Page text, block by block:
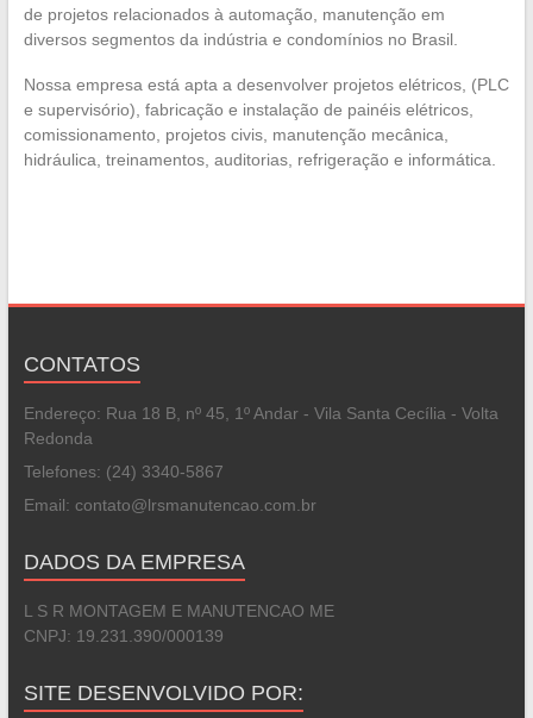
de projetos relacionados à automação, manutenção em
diversos segmentos da indústria e condomínios no Brasil.
Nossa empresa está apta a desenvolver projetos elétricos, (PLC
e supervisório), fabricação e instalação de painéis elétricos,
comissionamento, projetos civis, manutenção mecânica,
hidráulica, treinamentos, auditorias, refrigeração e informática.
CONTATOS
Endereço: Rua 18 B, nº 45, 1º Andar - Vila Santa Cecília - Volta
Redonda
Telefones: (24) 3340-5867
Email: contato@lrsmanutencao.com.br
DADOS DA EMPRESA
L S R MONTAGEM E MANUTENCAO ME
CNPJ: 19.231.390/000139
SITE DESENVOLVIDO POR: